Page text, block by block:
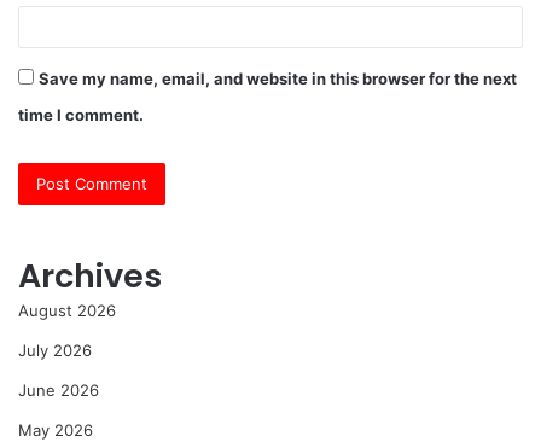
Save my name, email, and website in this browser for the next
time I comment.
Archives
August 2026
July 2026
June 2026
May 2026